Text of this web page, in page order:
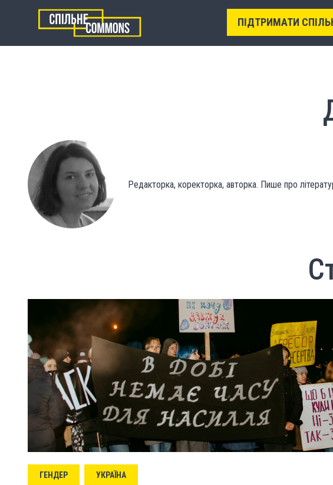
ПІДТРИМАТИ
Редакторка, коректорка, авторка. Пише про
ГЕНДЕР УКРАЇНА